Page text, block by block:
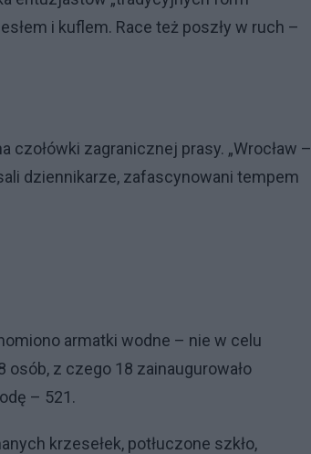
i kuflem. Race też poszły w ruch –
czołówki zagranicznej prasy. „Wrocław –
dziennikarze, zafascynowani tempem
armatki wodne – nie w celu
z czego 18 zainaugurowało
– 521.
krzesełek, potłuczone szkło,